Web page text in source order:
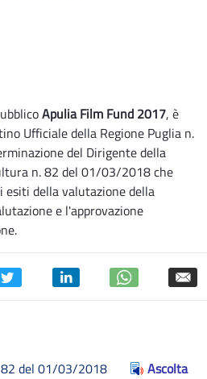
Apulia Film Fund 2017, è
Ufficiale della Regione Puglia n.
del Dirigente della
n. 82 del 01/03/2018 che
esiti della valutazione della
e l'approvazione
del 01/03/2018 Ascolta